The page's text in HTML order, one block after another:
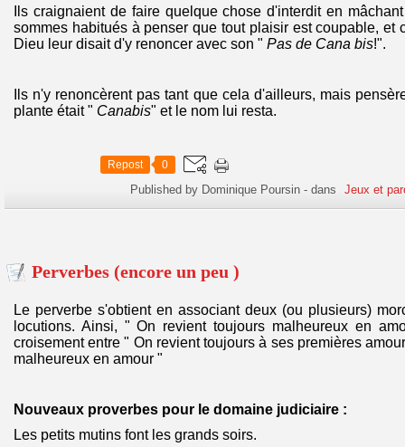
Ils craignaient de faire quelque chose d'interdit en
sommes habitués à penser que tout plaisir est coupable, et
Dieu leur disait d'y renoncer avec son " Pas de Cana bis!".
Ils n'y renoncèrent pas tant que cela d'ailleurs, mais
plante était " Canabis" et le nom lui resta.
Repost 0
Published by Dominique Poursin -dans Jeux et
Perverbes (encore un peu )
Le perverbe s'obtient en associant deux (ou plusieurs)
locutions. Ainsi, " On revient toujours malheureux en
croisement entre " On revient toujours à ses premières
malheureux en amour "
Nouveaux proverbes pour le domaine judiciaire :
Les petits mutins font les grands soirs.